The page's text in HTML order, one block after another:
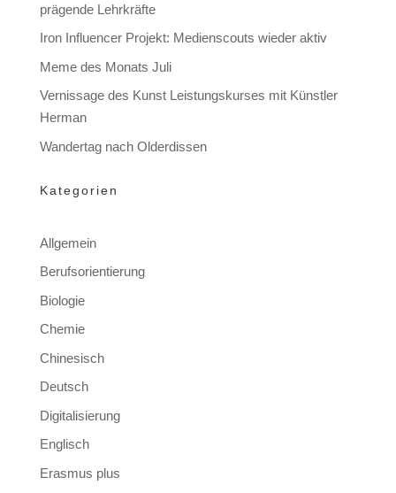
prägende Lehrkräfte
Iron Influencer Projekt: Medienscouts wieder aktiv
Meme des Monats Juli
Vernissage des Kunst Leistungskurses mit Künstler
Herman
Wandertag nach Olderdissen
Kategorien
Allgemein
Berufsorientierung
Biologie
Chemie
Chinesisch
Deutsch
Digitalisierung
Englisch
Erasmus plus